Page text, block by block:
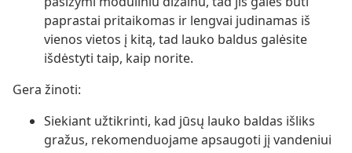
paprastai pritaikomas ir lengvai judinamas iš
vienos vietos į kitą, tad lauko baldus galėsite
išdėstyti taip, kaip norite.
Gera žinoti:
Siekiant užtikrinti, kad jūsų lauko baldas išliks
gražus, rekomenduojame apsaugoti jį vandeniui